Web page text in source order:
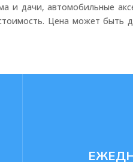
и дачи, автомобильные
Цена может